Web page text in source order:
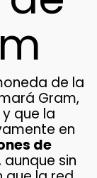
de la
Gram,
que la
en
de
aunque sin